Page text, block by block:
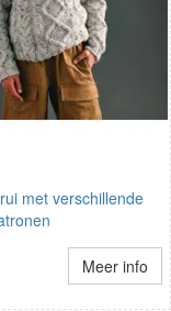
met verschillende
Meer info